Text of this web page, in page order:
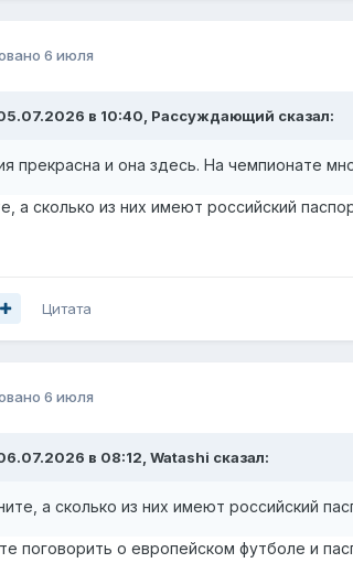
6 июля
в 10:40, Рассуждающий сказал:
прекрасна и она здесь. На чемпионате
а сколько из них имеют российский
Цитата
6 июля
в 08:12, Watashi сказал:
а сколько из них имеют российский
поговорить о европейском футболе и